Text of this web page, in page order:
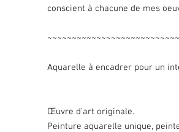
conscient à chacune de mes
Aquarelle à encadrer pour un
Œuvre d'art originale.
Peinture aquarelle unique,